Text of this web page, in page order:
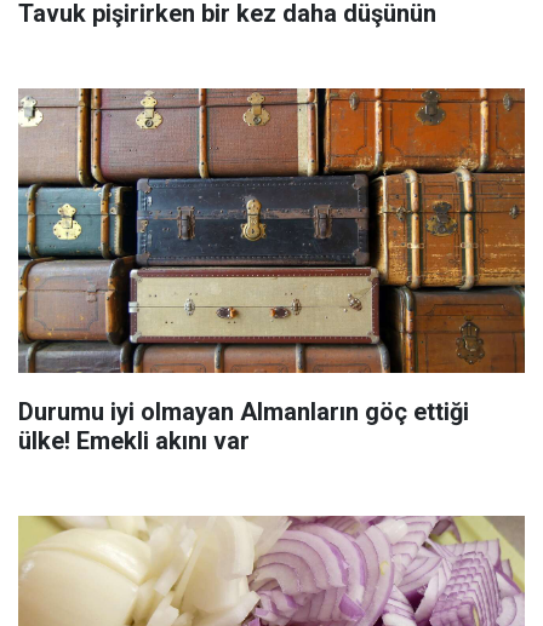
Tavuk pişirirken bir kez daha düşünün
Durumu iyi olmayan Almanların göç ettiği
ülke! Emekli akını var